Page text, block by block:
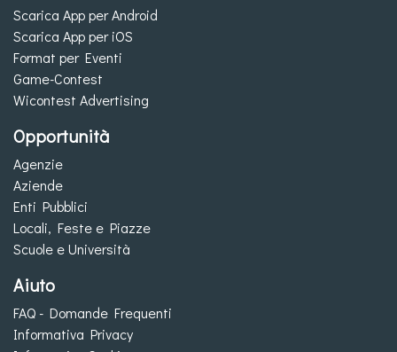
Scarica App per Android
Scarica App per iOS
Format per Eventi
Game-Contest
Wicontest Advertising
Opportunità
Agenzie
Aziende
Enti Pubblici
Locali, Feste e Piazze
Scuole e Università
Aiuto
FAQ - Domande Frequenti
Informativa Privacy